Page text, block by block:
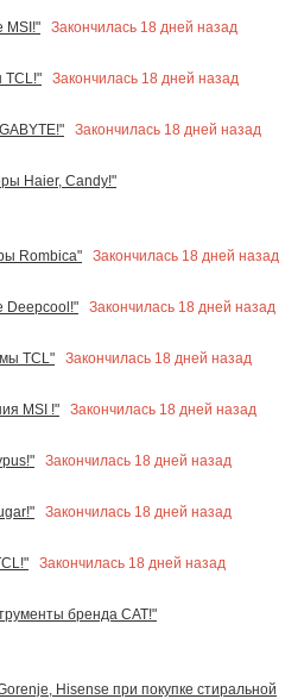
MSI!"
Закончилась 18 дней назад
TCL!"
Закончилась 18 дней назад
Закончилась 18 дней назад
Haier, Candy!"
Rombica"
Закончилась 18 дней назад
Deepcool!"
Закончилась 18 дней назад
TCL"
Закончилась 18 дней назад
MSI !"
Закончилась 18 дней назад
Закончилась 18 дней назад
Закончилась 18 дней назад
Закончилась 18 дней назад
бренда CAT!"
Hisense при покупке стиральной